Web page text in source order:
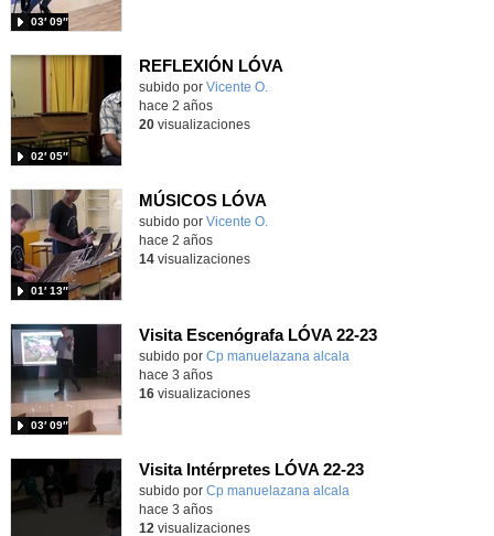
03′ 09″
REFLEXIÓN LÓVA
Contenido educativo.
subido por Vicente O.
02′ 05″
hace 2 años
20visualizaciones
MÚSICOS LÓVA
Contenido educativo.
subido por Vicente O.
01′ 13″
hace 2 años
14visualizaciones
Visita Escenógrafa LÓVA 22-23
Contenido educativo.
subido por Cp manuelazana alcala
03′ 09″
hace 3 años
16visualizaciones
Visita Intérpretes LÓVA 22-23
Contenido educativo.
subido por Cp manuelazana alcala
hace 3 años
12 visualizaciones